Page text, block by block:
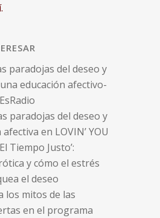
paradojas del deseo y
educación afectivo-
paradojas del deseo y
en LOVIN’ YOU
Tiempo Justo’:
y cómo el estrés
el deseo
los mitos de las
en el programa